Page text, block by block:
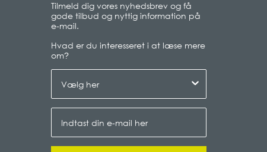
Tilmeld dig vores nyhedsbrev og få
gode tilbud og nyttig information på
e-mail.
Hvad er du interesseret i at læse mere
om?